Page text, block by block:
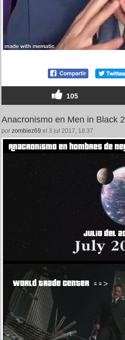
105
Anacronismo en Men in Black 2
por zombiez69 el 3 jul 2017, 18:37